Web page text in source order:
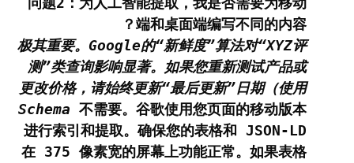
端和桌面端编写不同的内容？
极其重要。Google的“新鲜度”算法对“XYZ评
测”类查询影响显著。如果您重新测试产品或
更改价格，请始终更新“最后更新”日期（使用
Schema 不需要。谷歌使用您页面的移动版本
进行索引和提取。确保您的表格和 JSON-LD
在 375 像素宽的屏幕上功能正常。如果表格